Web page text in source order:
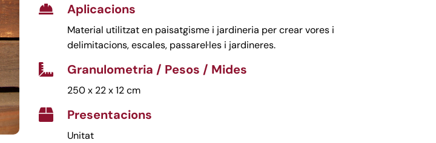

Aplicacions
Material utilitzat en paisatgisme i jardineria per crear vores i
delimitacions, escales, passarel·les i jardineres.
 Granulometria / Pesos / Mides
250 x 22 x 12 cm
 Presentacions
Unitat